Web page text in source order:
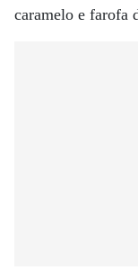
caramelo e farofa